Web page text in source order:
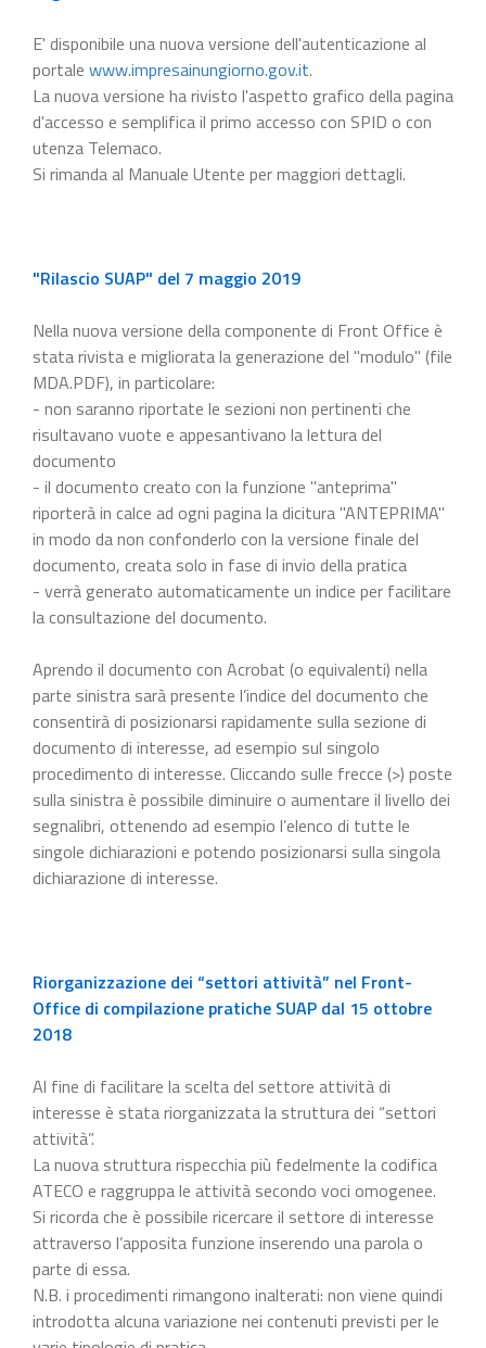
E' disponibile una nuova versione dell'autenticazione al
portale www.impresainungiorno.gov.it.
La nuova versione ha rivisto l'aspetto grafico della pagina
d'accesso e semplifica il primo accesso con SPID o con
utenza Telemaco.
Si rimanda al Manuale Utente per maggiori dettagli.
"Rilascio SUAP" del 7 maggio 2019
Nella nuova versione della componente di Front Office è
stata rivista e migliorata la generazione del "modulo" (file
MDA.PDF), in particolare:
- non saranno riportate le sezioni non pertinenti che
risultavano vuote e appesantivano la lettura del
documento
- il documento creato con la funzione "anteprima"
riporterà in calce ad ogni pagina la dicitura "ANTEPRIMA"
in modo da non confonderlo con la versione finale del
documento, creata solo in fase di invio della pratica
- verrà generato automaticamente un indice per facilitare
la consultazione del documento.
Aprendo il documento con Acrobat (o equivalenti) nella
parte sinistra sarà presente l’indice del documento che
consentirà di posizionarsi rapidamente sulla sezione di
documento di interesse, ad esempio sul singolo
procedimento di interesse. Cliccando sulle frecce (>) poste
sulla sinistra è possibile diminuire o aumentare il livello dei
segnalibri, ottenendo ad esempio l’elenco di tutte le
singole dichiarazioni e potendo posizionarsi sulla singola
dichiarazione di interesse.
Riorganizzazione dei “settori attività” nel Front-
Office di compilazione pratiche SUAP dal 15 ottobre
2018
Al fine di facilitare la scelta del settore attività di
interesse è stata riorganizzata la struttura dei “settori
attività”.
La nuova struttura rispecchia più fedelmente la codifica
ATECO e raggruppa le attività secondo voci omogenee.
Si ricorda che è possibile ricercare il settore di interesse
attraverso l’apposita funzione inserendo una parola o
parte di essa.
N.B. i procedimenti rimangono inalterati: non viene quindi
introdotta alcuna variazione nei contenuti previsti per le